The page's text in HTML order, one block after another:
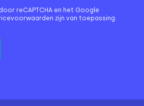
reCAPTCHA en het Google
zijn van toepassing.